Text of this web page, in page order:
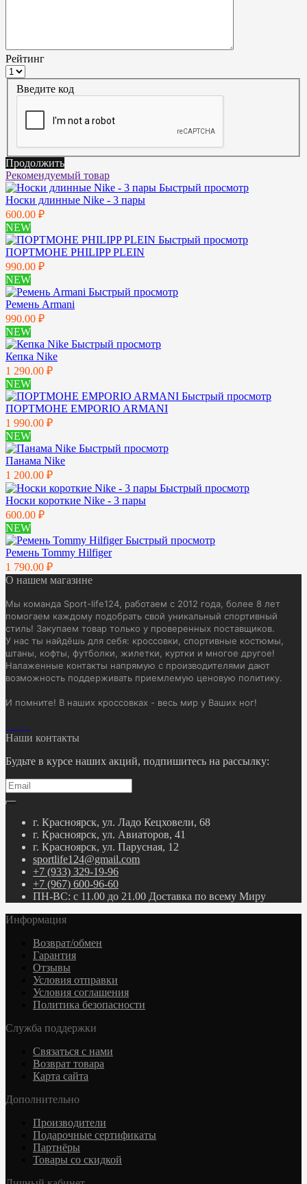
Рейтинг
Введите код
Продолжить
Рекомендуемый товар
Быстрый просмотр
Носки длинные Nike - 3 пары
600.00 ₽
NEW
Быстрый просмотр
ПОРТМОНЕ PHILIPP PLEIN
990.00 ₽
NEW
Быстрый просмотр
Ремень Armani
990.00 ₽
NEW
Быстрый просмотр
Кепка Nike
1 290.00 ₽
NEW
Быстрый просмотр
ПОРТМОНЕ EMPORIO ARMANI
1 990.00 ₽
NEW
Быстрый просмотр
Панама Nike
1 200.00 ₽
Быстрый просмотр
Носки короткие Nike - 3 пары
600.00 ₽
NEW
Быстрый просмотр
Ремень Tommy Hilfiger
1 790.00 ₽
О нашем магазине
Мы команда Sport-life124, работаем с 2012 года, более 8 лет
помогаем каждому подобрать свой уникальный спортивный
стиль! Закупаем товар только у проверенных поставщиков.
У нас ты найдёшь для себя: кроссовки, спортивные костюмы,
штаны, кофты, футболки, жилетки, куртки и многое другое!
Налаженные контакты напрямую с производителями дают
возможность поддерживать приемлемую ценовую политику.
И помните! В наших кроссовках - весь мир у Ваших ног!
Наши контакты
Будьте в курсе наших акций, подпишитесь на рассылку:
г. Красноярск, ул. Ладо Кецховели, 68
г. Красноярск, ул. Авиаторов, 41
г. Красноярск, ул. Парусная, 12
sportlife124@gmail.com
+7 (933) 329-19-96
+7 (967) 600-96-60
ПН-ВС: с 11.00 до 21.00 Доставка по всему Миру
Информация
Возврат/обмен
Гарантия
Отзывы
Условия отправки
Условия соглашения
Политика безопасности
Служба поддержки
Связаться с нами
Возврат товара
Карта сайта
Дополнительно
Производители
Подарочные сертификаты
Партнёры
Товары со скидкой